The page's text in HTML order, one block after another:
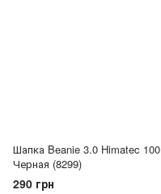
Шапка Beanie 3.0 Himatec 100
Черная (8299)
290 грн